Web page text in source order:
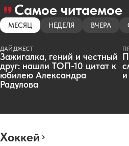
Самое читаемое
МЕСЯЦ НЕДЕЛЯ ВЧЕРА
ДАЙДЖЕСТ
Зажигалка, гений и честный
друг: нашли ТОП-10 цитат к
юбилею Александра
Радулова
Хоккей